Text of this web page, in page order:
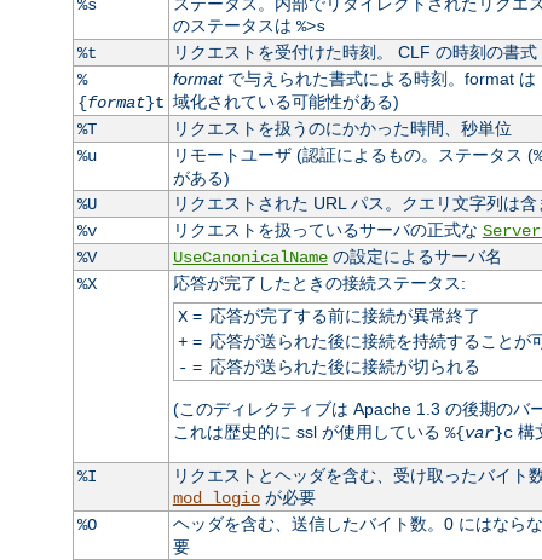
%s
のステータスは %>s
%t
リクエストを受付けた時刻。 CLF の時刻の書
%
{format}t
formatで与えられた書式による時刻。format は
域化されている可能性がある)
%T
リクエストを扱うのにかかった時間、秒単位
%u
リモートユーザ (認証によるもの。ステータス (
がある)
%U
リクエストされた URL パス。クエリ文字列は含
%v
リクエストを扱っているサーバの正式な
%V
UseCanonicalNameの設定によるサーバ名
%X
応答が完了したときの接続ステータス:
X= 応答が完了する前に接続が異常終了
+= 応答が送られた後に接続を持続することが
- = 応答が送られた後に接続が切られる
(このディレクティブは Apache 1.3 の後期のバ
これは歴史的に ssl が使用している %{var}c構
%I
リクエストとヘッダを含む、受け取ったバイ
mod_logioが必要
%O
ヘッダを含む、送信したバイト数。0 にはなら
要